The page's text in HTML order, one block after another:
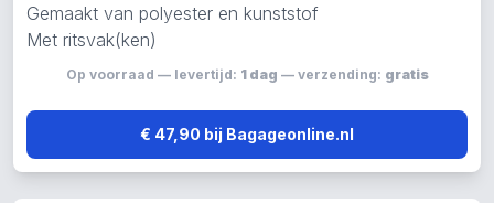
Gemaakt van polyester en kunststof
Met ritsvak(ken)
Op voorraad — levertijd: 1 dag — verzending: gratis
€ 47,90 bij Bagageonline.nl